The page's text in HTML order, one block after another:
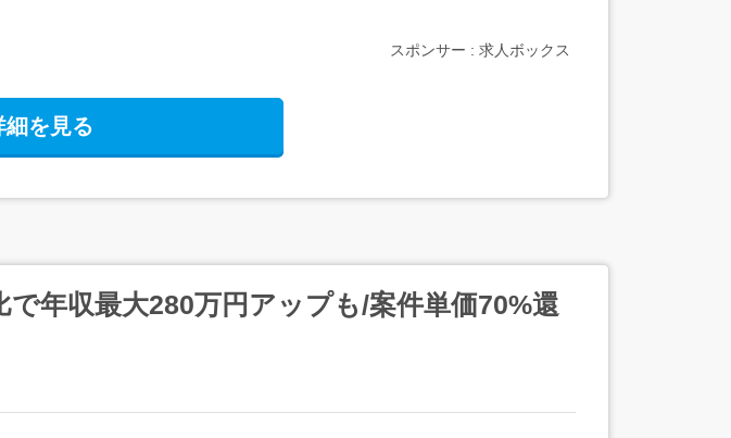
スポンサー : 求人ボックス
細を見る
で年収最大280万円アップも/案件単価70%還